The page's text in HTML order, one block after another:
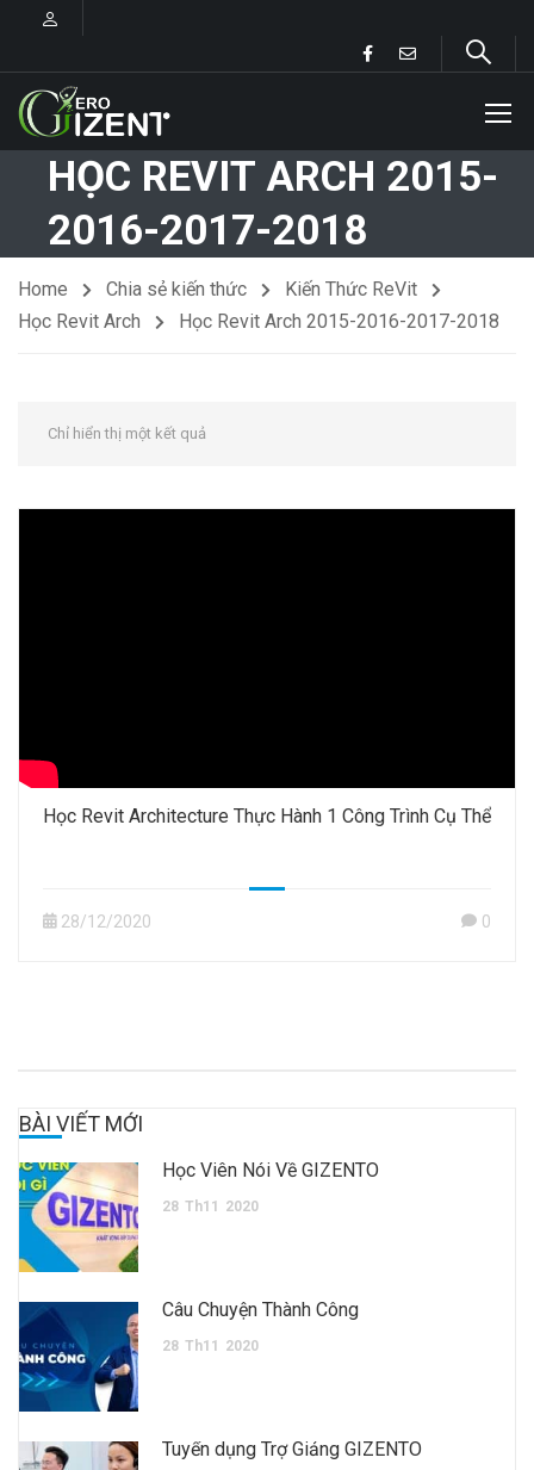
HỌC REVIT ARCH 2015-
2016-2017-2018
Home Chia sẻ kiến thức
Kiến Thức ReVit
Học Revit Arch
Học Revit Arch 2015-2016-2017-2018
Chỉ hiển thị một kết quả
Học Revit Architecture Thực Hành 1 Công Trình Cụ Thể
28/12/2020 0
BÀI VIẾT MỚI
Học Viên Nói Về GIZENTO
28 Th11 2020
Câu Chuyện Thành Công
28 Th11 2020
Tuyển dụng Trợ Giảng GIZENTO